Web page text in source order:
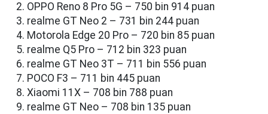
OPPO Reno 8 Pro 5G – 750 bin 914 puan
realme GT Neo 2 – 731 bin 244 puan
Motorola Edge 20 Pro – 720 bin 85 puan
realme Q5 Pro – 712 bin 323 puan
realme GT Neo 3T – 711 bin 556 puan
POCO F3 – 711 bin 445 puan
Xiaomi 11X – 708 bin 788 puan
realme GT Neo – 708 bin 135 puan